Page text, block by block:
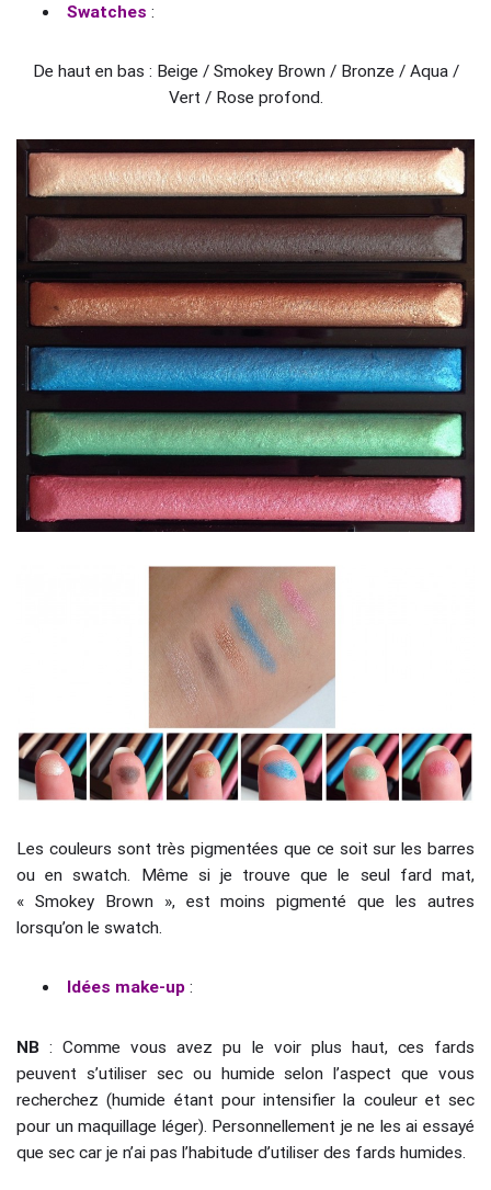
Swatches :
De haut en bas : Beige / Smokey Brown / Bronze / Aqua /
Vert / Rose profond.
Les couleurs sont très pigmentées que ce soit sur les barres
ou en swatch. Même si je trouve que le seul fard mat,
« Smokey Brown », est moins pigmenté que les autres
lorsqu’on le swatch.
Idées make-up :
NB : Comme vous avez pu le voir plus haut, ces fards
peuvent s’utiliser sec ou humide selon l’aspect que vous
recherchez (humide étant pour intensifier la couleur et sec
pour un maquillage léger). Personnellement je ne les ai essayé
que sec car je n’ai pas l’habitude d’utiliser des fards humides.